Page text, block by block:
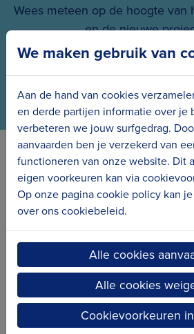
Wees meteen op de hoogte van
en de nieuwe
Erfgoedcel
We maken gebruik van
Aan de hand van cookies
en derde partijen informatie over je
verbeteren we jouw surfgedrag.
aanvaarden ben je verzekerd van
functioneren van onze website. Dit
eigen voorkeuren kan via
Op onze pagina cookie policy kan
over ons cookiebeleid.
Alle cookies
Alle cookies
Cookievoorkeuren